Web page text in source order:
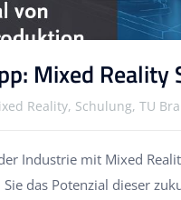
Mixed Reality
Reality, Schulung, TU
Industrie mit Mixed
Sie das Potenzial dieser